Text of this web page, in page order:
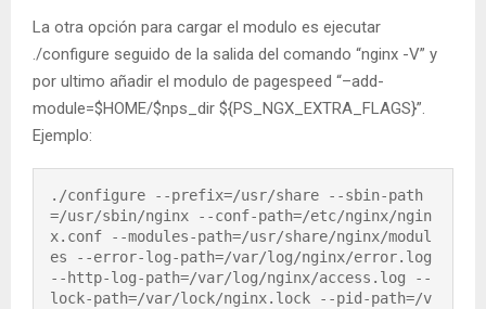
La otra opción para cargar el modulo es ejecutar
./configure seguido de la salida del comando “nginx -V” y
por ultimo añadir el modulo de pagespeed “–add-
module=$HOME/$nps_dir ${PS_NGX_EXTRA_FLAGS}”.
Ejemplo:
./configure --prefix=/usr/share --sbin-path
=/usr/sbin/nginx --conf-path=/etc/nginx/ngin
x.conf --modules-path=/usr/share/nginx/modul
es --error-log-path=/var/log/nginx/error.log
--http-log-path=/var/log/nginx/access.log --
lock-path=/var/lock/nginx.lock --pid-path=/v